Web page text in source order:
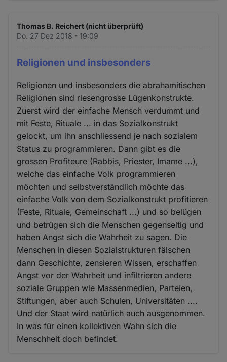
Thomas B. Reichert (nicht überprüft)
Do. 27 Dez 2018 - 19:09
Religionen und insbesonders
Religionen und insbesonders die abrahamitischen
Religionen sind riesengrosse Lügenkonstrukte.
Zuerst wird der einfache Mensch verdummt und
mit Feste, Rituale ... in das Sozialkonstrukt
gelockt, um ihn anschliessend je nach sozialem
Status zu programmieren. Dann gibt es die
grossen Profiteure (Rabbis, Priester, Imame ...),
welche das einfache Volk programmieren
möchten und selbstverständlich möchte das
einfache Volk von dem Sozialkonstrukt profitieren
(Feste, Rituale, Gemeinschaft ...) und so belügen
und betrügen sich die Menschen gegenseitig und
haben Angst sich die Wahrheit zu sagen. Die
Menschen in diesen Sozialstrukturen fälschen
dann Geschichte, zensieren Wissen, erschaffen
Angst vor der Wahrheit und infiltrieren andere
soziale Gruppen wie Massenmedien, Parteien,
Stiftungen, aber auch Schulen, Universitäten ....
Und der Staat wird natürlich auch ausgenommen.
In was für einen kollektiven Wahn sich die
Menschheit doch befindet.